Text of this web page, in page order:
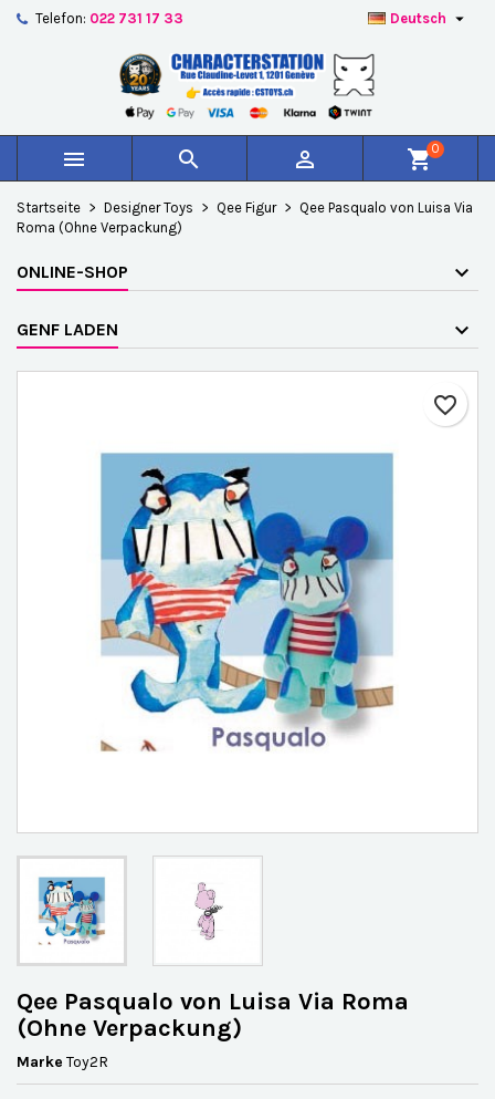
Telefon: 022 731 17 33 Deutsch 
   shopping_cart0
Startseite Designer Toys Qee Figur
Qee Pasqualo von Luisa Via
Roma (Ohne Verpackung)
ONLINE-SHOP
GENF LADEN
favorite_border
Qee Pasqualo von Luisa Via Roma
(Ohne Verpackung)
Marke Toy2R
Create new list
Name der Wunschliste
Abbrechen Wunschliste erstellen
Sie müssen angemeldet sein, um Artikel Ihrer
Wunschliste hinzufügen zu können.